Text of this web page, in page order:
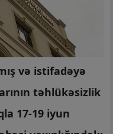
və istifadəyə
təhlükəsizlik
17-19 iyun